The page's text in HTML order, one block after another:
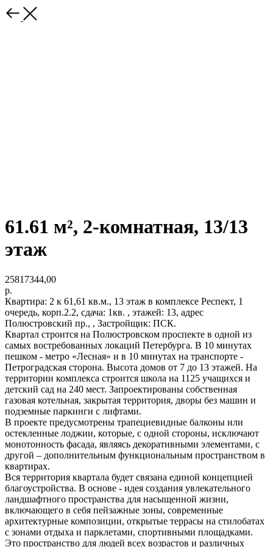
61.61 м², 2-комнатная, 13/13
этаж
25817344,00
р.
Квартира: 2 к 61,61 кв.м., 13 этаж в комплексе Респект, 1
очередь, корп.2.2, сдача: 1кв. , этажей: 13, адрес
Полюстровский пр., , Застройщик: ПСК.
Квартал строится на Полюстровском проспекте в одной из
самых востребованных локаций Петербурга. В 10 минутах
пешком - метро «Лесная» и в 10 минутах на транспорте -
Петроградская сторона. Высота домов от 7 до 13 этажей. На
территории комплекса строится школа на 1125 учащихся и
детский сад на 240 мест. Запроектированы собственная
газовая котельная, закрытая территория, дворы без машин и
подземные паркинги с лифтами.
В проекте предусмотрены трапециевидные балконы или
остекленные лоджии, которые, с одной стороны, исключают
монотонность фасада, являясь декоративными элементами, с
другой – дополнительным функциональным пространством в
квартирах.
Вся территория квартала будет связана единой концепцией
благоустройства. В основе - идея создания увлекательного
ландшафтного пространства для насыщенной жизни,
включающего в себя пейзажные зоны, современные
архитектурные композиции, открытые террасы на стилобатах
с зонами отдыха и парклетами, спортивными площадками.
Это пространство для людей всех возрастов и различных